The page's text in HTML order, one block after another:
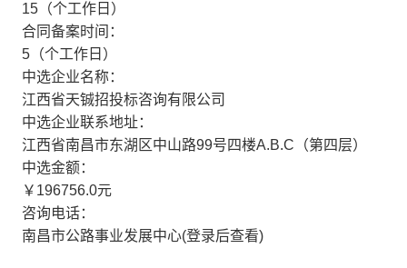
15（个工作日）
合同备案时间：
5（个工作日）
中选企业名称：
江西省天铖招投标咨询有限公司
中选企业联系地址：
江西省南昌市东湖区中山路99号四楼A.B.C（第四层）
中选金额：
￥196756.0元
咨询电话：
南昌市公路事业发展中心(登录后查看)